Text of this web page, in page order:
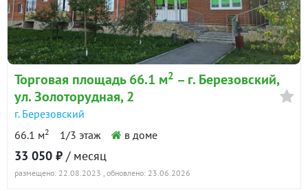
Торговая площадь 66.1 м2 – г. Березовский,
ул. Золоторудная, 2
г. Березовский
66.1 м2 1/3 этаж в доме
33 050 ₽ / месяц
размещено: 22.08.2023 , обновлено: 23.06.2026